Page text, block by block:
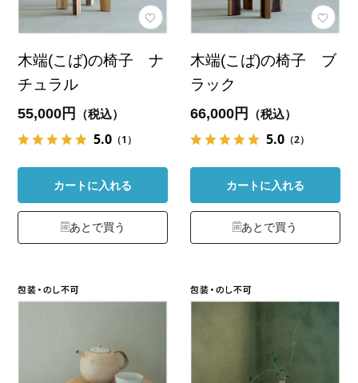
木端(こば)の椅子 ナ
チュラル
55,000円 （税込）
5.0 （1）
カートに入れる
あとで買う
木端(こば)の椅子 ブ
ラック
66,000円 （税込）
5.0 （2）
カートに入れる
あとで買う